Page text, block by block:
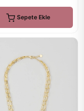
Sepete Ekle